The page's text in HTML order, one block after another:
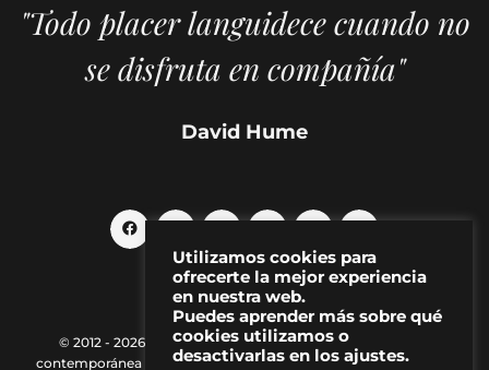
"Todo placer languidece cuando no
se disfruta en compañía"
David Hume
© 2012 - 2026 MAKMA | Revista de artes visuales y cultura
contemporánea |
Política de Privacidad| Aviso Legal|Contacto
Utilizamos cookies para
ofrecerte la mejor experiencia
en nuestra web.
Puedes aprender más sobre qué
cookies utilizamos o
desactivarlas en los ajustes.